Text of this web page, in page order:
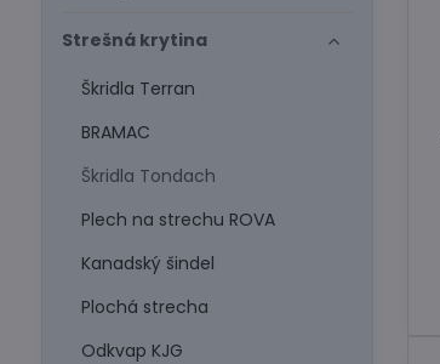
Strešná krytina
Škridla Terran
BRAMAC
Škridla Tondach
Plech na strechu ROVA
Kanadský šindel
Plochá strecha
Odkvap KJG